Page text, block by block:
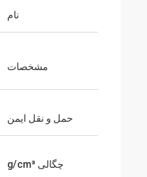
نام
مشخصات
حمل و نقل ایمن
چگالی g/cm³